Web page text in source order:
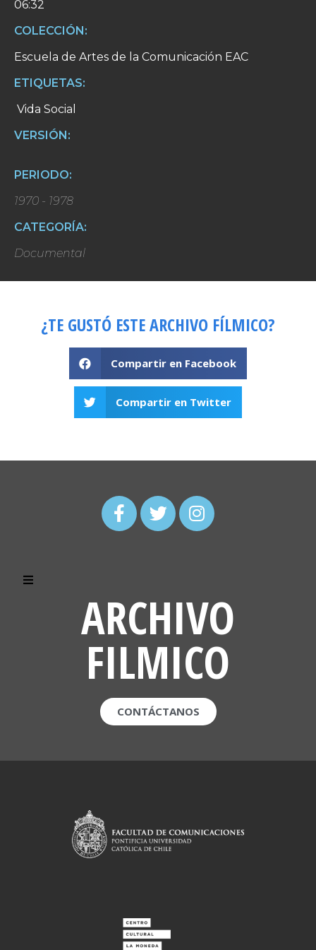
06:32
COLECCIÓN:
Escuela de Artes de la Comunicación EAC
ETIQUETAS:
Vida Social
VERSIÓN:
PERIODO:
1970 - 1978
CATEGORÍA:
Documental
¿TE GUSTÓ ESTE ARCHIVO FÍLMICO?
Compartir en Facebook
Compartir en Twitter
ARCHIVO
FILMICO
CONTÁCTANOS